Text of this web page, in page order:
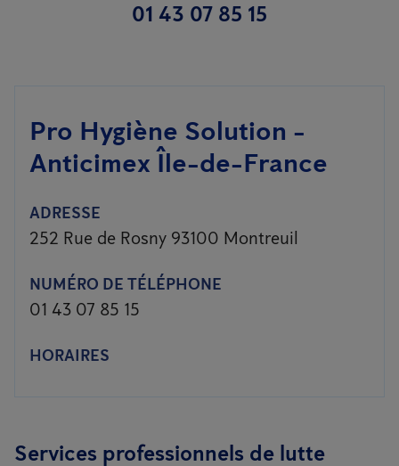
01 43 07 85 15
Pro Hygiène Solution -
Anticimex Île-de-France
ADRESSE
252 Rue de Rosny 93100 Montreuil
NUMÉRO DE TÉLÉPHONE
01 43 07 85 15
HORAIRES
Services professionnels de lutte